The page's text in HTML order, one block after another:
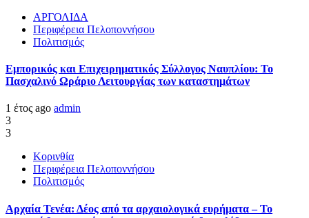
ΑΡΓΟΛΙΔΑ
Περιφέρεια Πελοποννήσου
Πολιτισμός
Εμπορικός και Επιχειρηματικός Σύλλογος Ναυπλίου: Το
Πασχαλινό Ωράριο Λειτουργίας των καταστημάτων
1 έτος ago admin
3
3
Κορινθία
Περιφέρεια Πελοποννήσου
Πολιτισμός
Αρχαία Τενέα: Δέος από τα αρχαιολογικά ευρήματα – Το